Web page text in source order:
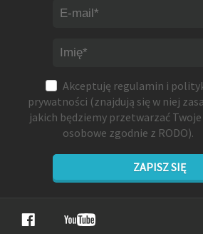
Akceptuję regulamin i
prywatności (znajdują się w niej
jakich będziemy przetwarzać Twoje
osobowe zgodnie z RODO).
ZAPISZ SIĘ